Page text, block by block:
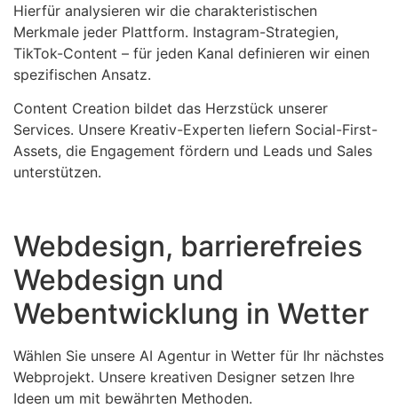
Hierfür analysieren wir die charakteristischen
Merkmale jeder Plattform. Instagram-Strategien,
TikTok-Content – für jeden Kanal definieren wir einen
spezifischen Ansatz.
Content Creation bildet das Herzstück unserer
Services. Unsere Kreativ-Experten liefern Social-First-
Assets, die Engagement fördern und Leads und Sales
unterstützen.
Webdesign, barrierefreies
Webdesign und
Webentwicklung in Wetter
Wählen Sie unsere AI Agentur in Wetter für Ihr nächstes
Webprojekt. Unsere kreativen Designer setzen Ihre
Ideen um mit bewährten Methoden.